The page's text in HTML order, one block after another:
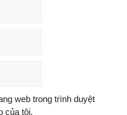
web trong trình duyệt
của tôi.